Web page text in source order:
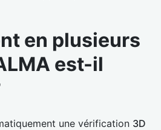
en plusieurs
est-il
une vérification 3D